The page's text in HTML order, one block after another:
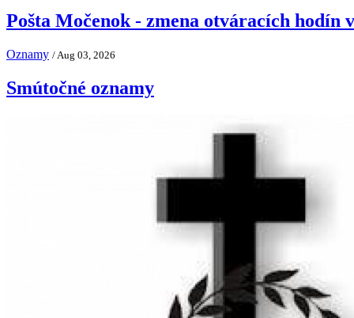
Pošta Močenok - zmena otváracích hodín
Oznamy / Aug 03, 2026
Smútočné oznamy